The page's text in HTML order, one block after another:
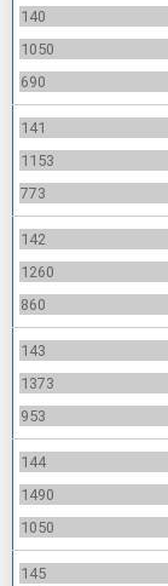
140
1050
690
141
1153
773
142
1260
860
143
1373
953
144
1490
1050
145